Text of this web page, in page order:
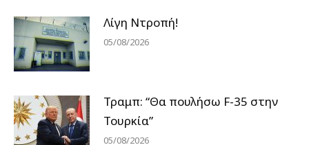
Λίγη Ντροπή!
05/08/2026
Τραμπ: “Θα πουλήσω F-35 στην
Τουρκία”
05/08/2026